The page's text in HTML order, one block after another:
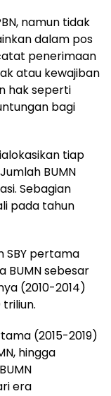
namun tidak
dalam pos
penerimaan
atau kewajiban
hak seperti
bagi
tiap
BUMN
Sebagian
pada tahun
SBY pertama
BUMN sebesar
(2010-2014)
(2015-2019)
hingga
era